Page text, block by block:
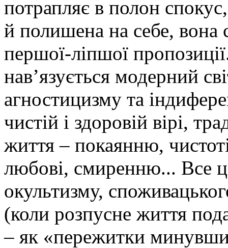
потрапляє в полон
й полишена на себе, вона
першої-ліпшої
нав’язується модерний
агностицизму та
чистій і здоровій вірі,
життя – покаянню,
любові, смиренню... Все
окультизму,
(коли розпусне життя
– як «пережитки